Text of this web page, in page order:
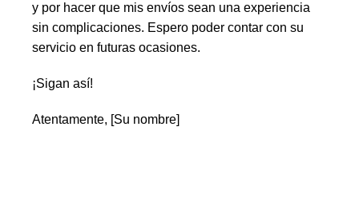
y por hacer que mis envíos sean una experiencia
sin complicaciones. Espero poder contar con su
servicio en futuras ocasiones.
¡Sigan así!
Atentamente, [Su nombre]